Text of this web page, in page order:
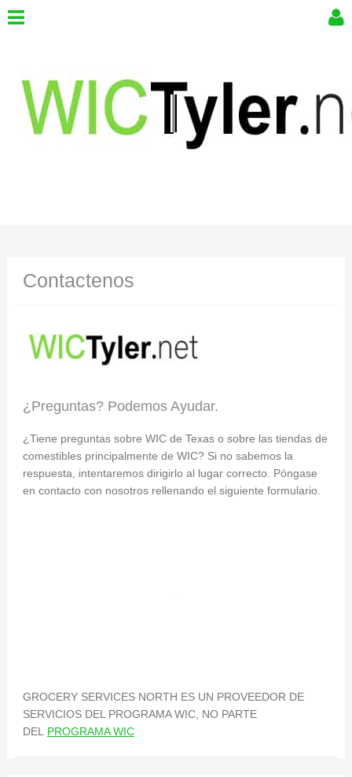
Contactenos
¿Preguntas? Podemos Ayudar.
¿Tiene preguntas sobre WIC de Texas o sobre las tiendas de
comestibles principalmente de WIC? Si no sabemos la
respuesta, intentaremos dirigirlo al lugar correcto. Póngase
en contacto con nosotros rellenando el siguiente formulario.
GROCERY SERVICES NORTH ES UN PROVEEDOR DE
SERVICIOS DEL PROGRAMA WIC, NO PARTE
DEL PROGRAMA WIC